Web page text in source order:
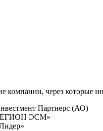
компании, через которые
Партнерс (АО)
ЭСМ»